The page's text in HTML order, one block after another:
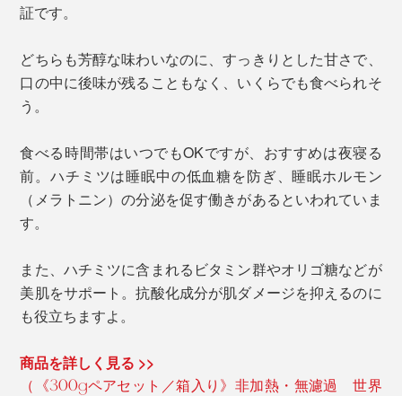
証です。
どちらも芳醇な味わいなのに、すっきりとした甘さで、
口の中に後味が残ることもなく、いくらでも食べられそ
う。
食べる時間帯はいつでもOKですが、おすすめは夜寝る
前。ハチミツは睡眠中の低血糖を防ぎ、睡眠ホルモン
（メラトニン）の分泌を促す働きがあるといわれていま
す。
また、ハチミツに含まれるビタミン群やオリゴ糖などが
美肌をサポート。抗酸化成分が肌ダメージを抑えるのに
も役立ちますよ。
商品を詳しく見る >>
（《300gペアセット／箱入り》非加熱・無濾過 世界